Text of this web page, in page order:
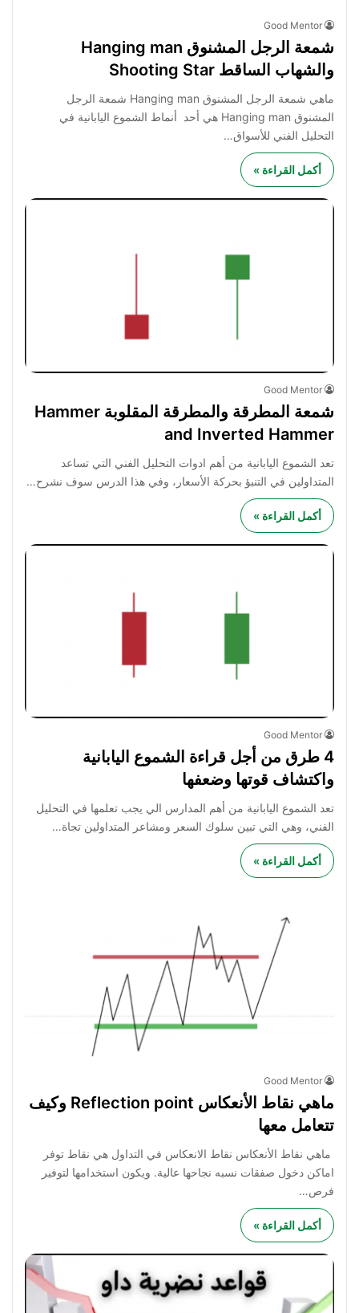
Good Mentor
شمعة الرجل المشنوق Hanging man
والشهاب الساقط Shooting Star
ماهي شمعة الرجل المشنوق Hanging man شمعة الرجل
المشنوق Hanging man هي أحد أنماط الشموع اليابانية في
التحليل الفني للأسواق…
أكمل القراءة »
Good Mentor
شمعة المطرقة والمطرقة المقلوبة Hammer
and Inverted Hammer
تعد الشموع اليابانية من أهم ادوات التحليل الفني التي تساعد
المتداولين في التنبؤ بحركة الأسعار، وفي هذا الدرس سوف نشرح…
أكمل القراءة »
Good Mentor
4 طرق من أجل قراءة الشموع اليابانية
واكتشاف قوتها وضعفها
تعد الشموع اليابانية من أهم المدارس الي يجب تعلمها في التحليل
الفني، وهي التي تبين سلوك السعر ومشاعر المتداولين تجاة…
أكمل القراءة »
Good Mentor
ماهي نقاط الأنعكاس Reflection point وكيف
تتعامل معها
ماهي نقاط الأنعكاس نقاط الانعكاس في التداول هي نقاط توفر
اماكن دخول صفقات نسبه نجاحها عالية. ويكون استخدامها لتوفير
فرص…
أكمل القراءة »